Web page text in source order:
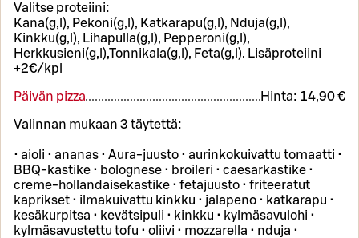
Valitse proteiini:
Kana(g,l), Pekoni(g,l), Katkarapu(g,l), Nduja(g,l),
Kinkku(g,l), Lihapulla(g,l), Pepperoni(g,l),
Herkkusieni(g,l),Tonnikala(g,l), Feta(g,l). Lisäproteiini
+2€/kpl
Päivän pizza Hinta: 14,90 €
Valinnan mukaan 3 täytettä:
• aioli • ananas • Aura-juusto • aurinkokuivattu tomaatti •
BBQ-kastike • bolognese • broileri • caesarkastike •
creme-hollandaisekastike • fetajuusto • friteeratut
kaprikset • ilmakuivattu kinkku • jalapeno • katkarapu •
kesäkurpitsa • kevätsipuli • kinkku • kylmäsavulohi •
kylmäsavustettu tofu • oliivi • mozzarella • nduja •